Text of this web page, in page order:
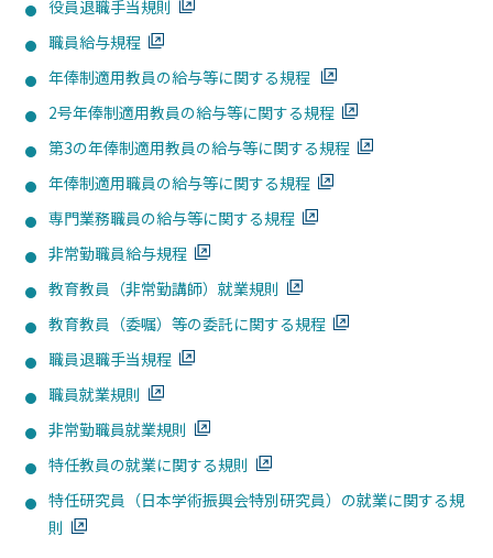
役員退職手当規則
職員給与規程
年俸制適用教員の給与等に関する規程
2号年俸制適用教員の給与等に関する規程
第3の年俸制適用教員の給与等に関する規程
年俸制適用職員の給与等に関する規程
専門業務職員の給与等に関する規程
非常勤職員給与規程
教育教員（非常勤講師）就業規則
教育教員（委嘱）等の委託に関する規程
職員退職手当規程
職員就業規則
非常勤職員就業規則
特任教員の就業に関する規則
特任研究員（日本学術振興会特別研究員）の就業に関する規
則